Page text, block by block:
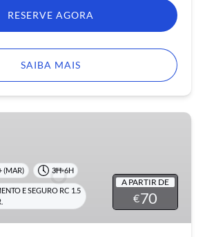
RESERVE AGORA
SAIBA MAIS
A PARTIR DE
€70
(MAR) 3H-6H
E SEGURO RC 1.5